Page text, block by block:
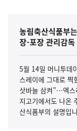
농림축산식품부
장-포장 관리감
5월 14일 머니투데
스레이에 그대로 찍
삿바늘 삼켜”…엑스
지고기에서도 나온
산식품부의 설명입